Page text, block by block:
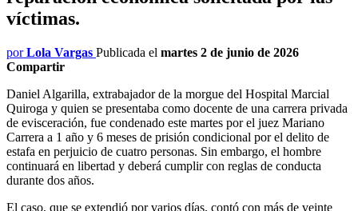
víctimas.
porLola Vargas Publicada el martes 2 de junio de 2026
Compartir
Daniel Algarilla, extrabajador de la morgue del Hospital Marcial
Quiroga y quien se presentaba como docente de una carrera privada
de evisceración, fue condenado este martes por el juez Mariano
Carrera a 1 año y 6 meses de prisión condicional por el delito de
estafa en perjuicio de cuatro personas. Sin embargo, el hombre
continuará en libertad y deberá cumplir con reglas de conducta
durante dos años.
El caso, que se extendió por varios días, contó con más de veinte